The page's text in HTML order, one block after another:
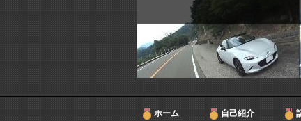
ホーム 自己紹介